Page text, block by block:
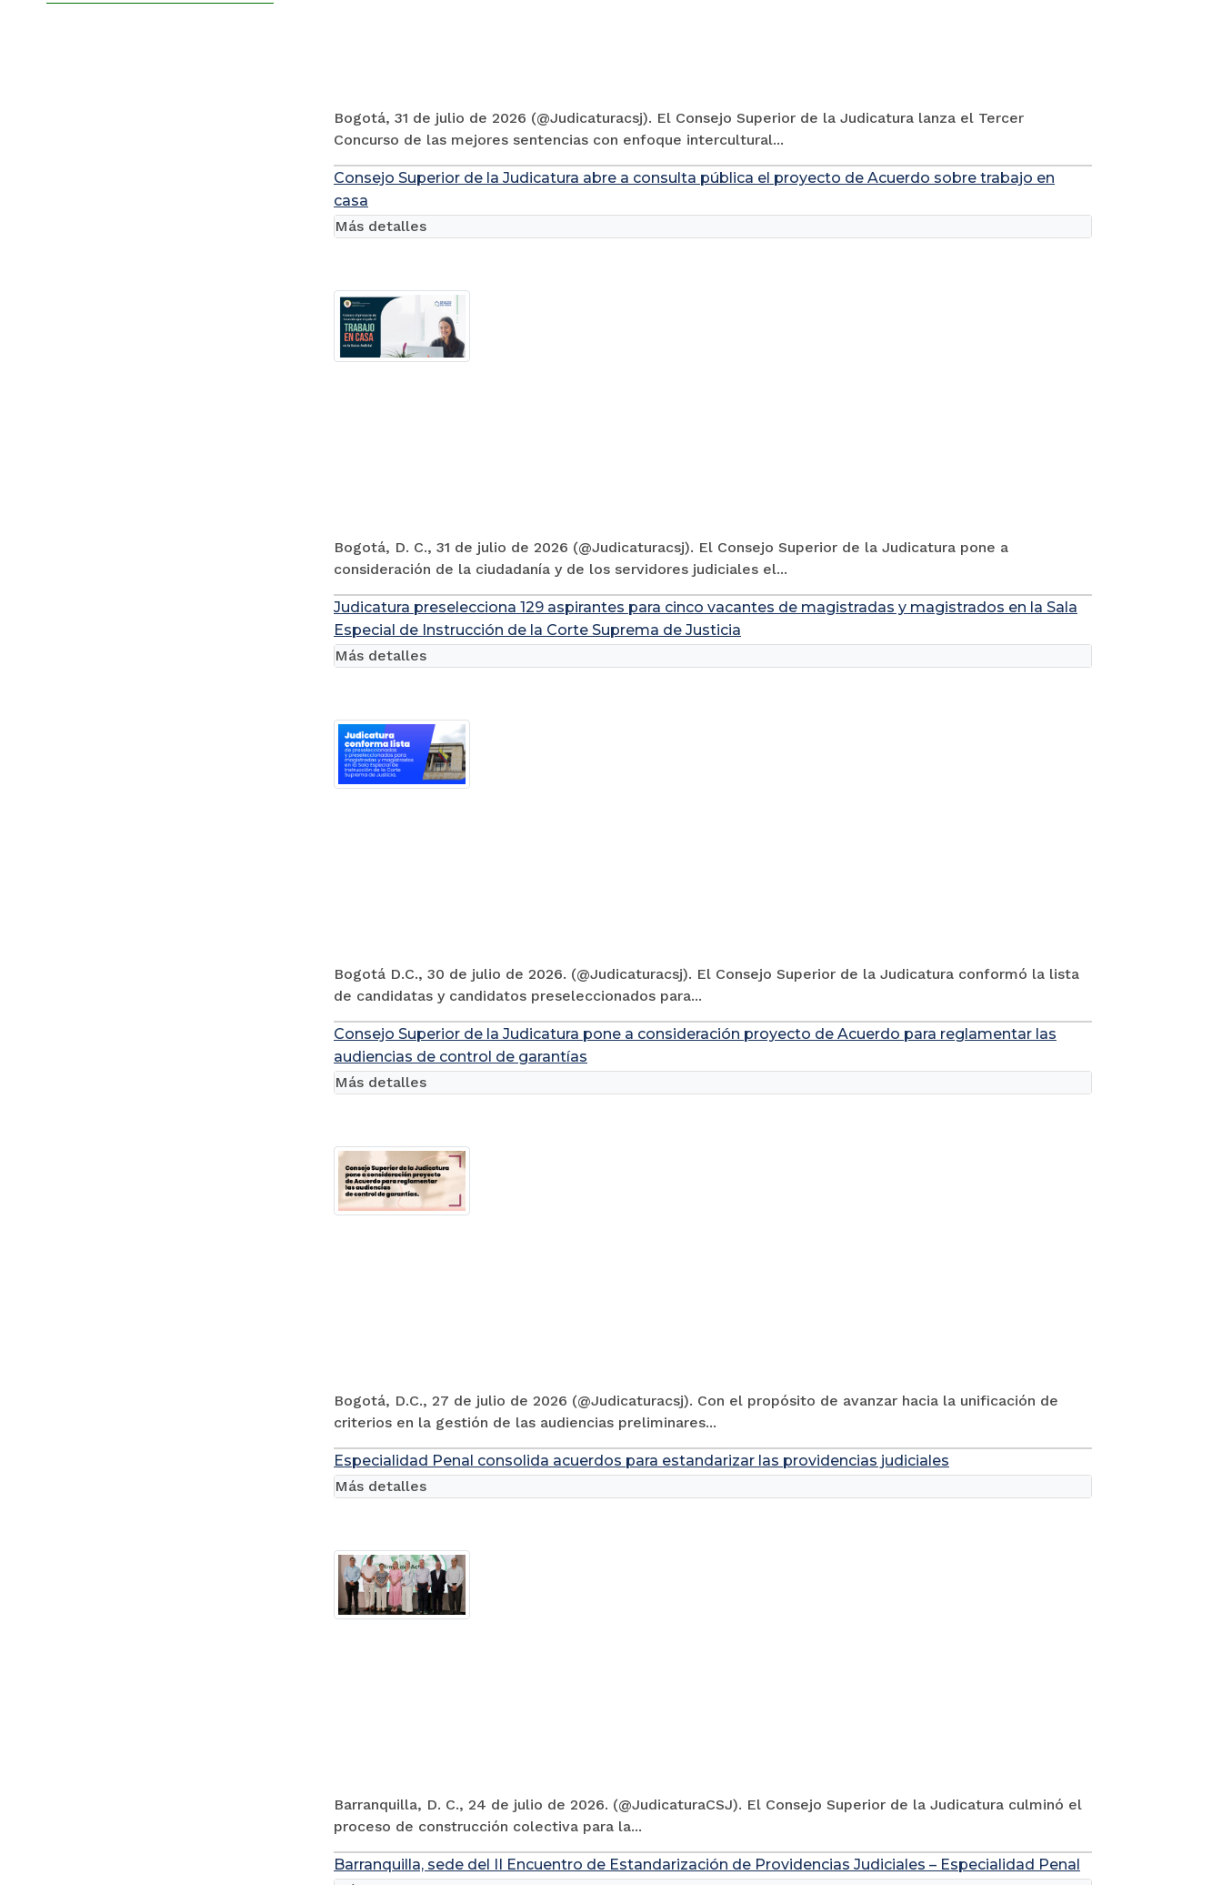
Bogotá, 31 de julio de 2026 (@Judicaturacsj). El Consejo Superior de la Judicatura lanza el Tercer
Concurso de las mejores sentencias con enfoque intercultural...
Consejo Superior de la Judicatura abre a consulta pública el proyecto de Acuerdo sobre trabajo en
casa
Bogotá, D. C., 31 de julio de 2026 (@Judicaturacsj). El Consejo Superior de la Judicatura pone a
consideración de la ciudadanía y de los servidores judiciales el...
Más detalles
Judicatura preselecciona 129 aspirantes para cinco vacantes de magistradas y magistrados en la Sala
Especial de Instrucción de la Corte Suprema de Justicia
Bogotá D.C., 30 de julio de 2026. (@Judicaturacsj). El Consejo Superior de la Judicatura conformó la lista
de candidatas y candidatos preseleccionados para...
Más detalles
Consejo Superior de la Judicatura pone a consideración proyecto de Acuerdo para reglamentar las
audiencias de control de garantías
Bogotá, D.C., 27 de julio de 2026 (@Judicaturacsj). Con el propósito de avanzar hacia la unificación de
criterios en la gestión de las audiencias preliminares...
Más detalles
Especialidad Penal consolida acuerdos para estandarizar las providencias judiciales
Barranquilla, D. C., 24 de julio de 2026. (@JudicaturaCSJ). El Consejo Superior de la Judicatura culminó el
proceso de construcción colectiva para la...
Más detalles
Barranquilla, sede del II Encuentro de Estandarización de Providencias Judiciales – Especialidad Penal